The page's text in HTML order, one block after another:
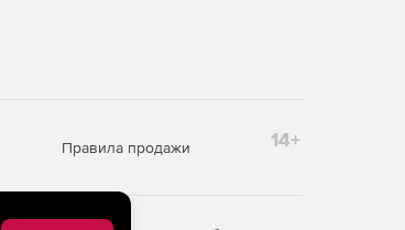
Правила продажи 14+